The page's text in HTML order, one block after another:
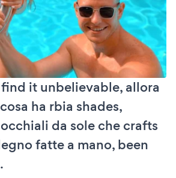
it unbelievable, allora
ha rbia shades,
da sole che crafts
fatte a mano, been